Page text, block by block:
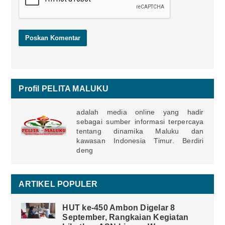
Profil PELITA MALUKU
adalah media online yang hadir
sebagai sumber informasi terpercaya
tentang dinamika Maluku dan
kawasan Indonesia Timur. Berdiri
deng
ARTIKEL POPULER
HUT ke-450 Ambon Digelar 8
September, Rangkaian Kegiatan